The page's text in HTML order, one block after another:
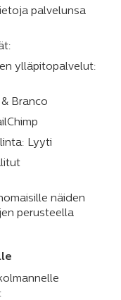
palvelunsa
ylläpitopalvelut:
Branco
Lyyti
näiden
perusteella